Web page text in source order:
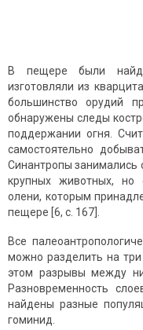
В пещере были
изготовляли из
большинство орудий
обнаружены следы
поддержании огня.
самостоятельно
Синантропы занимались
крупных животных, но
олени, которым
пещере [6, с. 167].
Все
можно разделить на три
этом разрывы между
Разновременность
найдены разные
гоминид.